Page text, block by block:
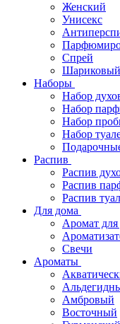
Женский
Унисекс
Спрей
Шариковый
Наборы
Набор
Набор
Набор
Набор
Распив
Распив
Распив
Распив
Для дома
Аромат для
Свечи
Ароматы
Амбровый
Восточный